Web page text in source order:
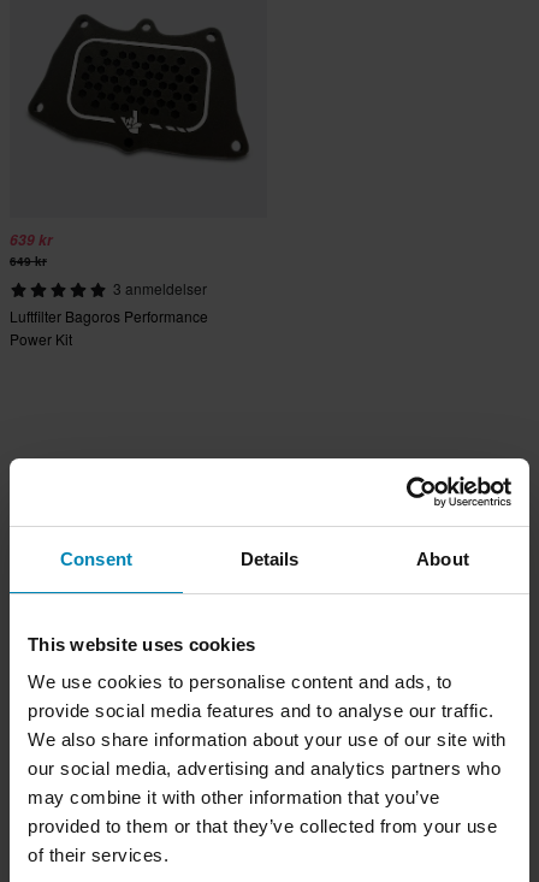
Consent Details About
This website uses cookies
We use cookies to personalise content and ads, to
provide social media features and to analyse our traffic.
We also share information about your use of our site with
our social media, advertising and analytics partners who
may combine it with other information that you’ve
provided to them or that they’ve collected from your use
of their services.
639 kr
649 kr
3 anmeldelser
Luftfilter Bagoros Performance
Power Kit